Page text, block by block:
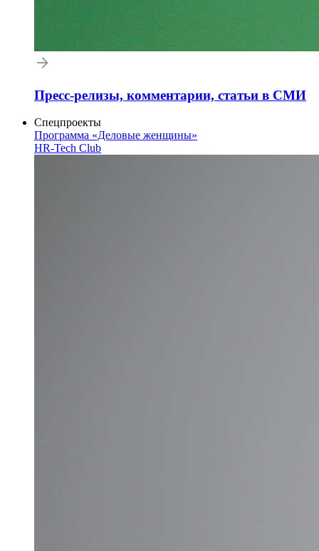
Пресс-релизы, комментарии, статьи в СМИ
Спецпроекты
Программа «Деловые женщины»
HR-Tech Club